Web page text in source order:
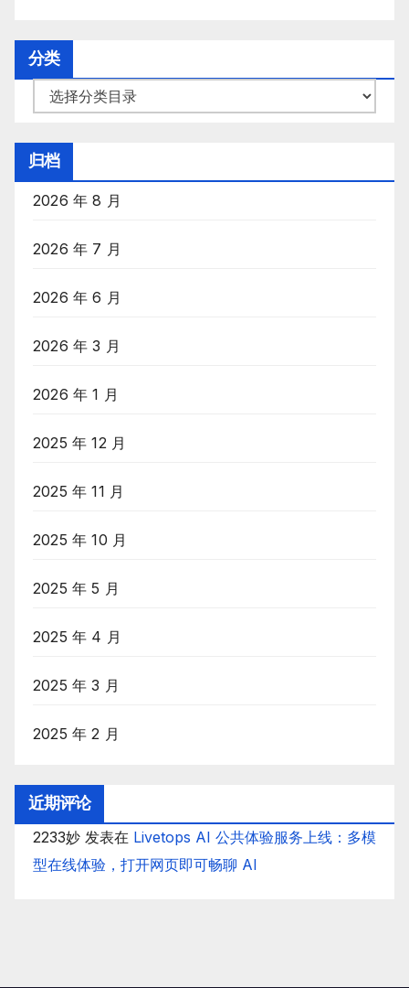
分类
类
目
录
归档
2026 年 8 月
2026 年 7 月
2026 年 6 月
2026 年 3 月
2026 年 1 月
2025 年 12 月
2025 年 11 月
2025 年 10 月
2025 年 5 月
2025 年 4 月
2025 年 3 月
2025 年 2 月
近期评论
2233妙 发表在 Livetops AI 公共体验服务上线：多模
型在线体验，打开网页即可畅聊 AI